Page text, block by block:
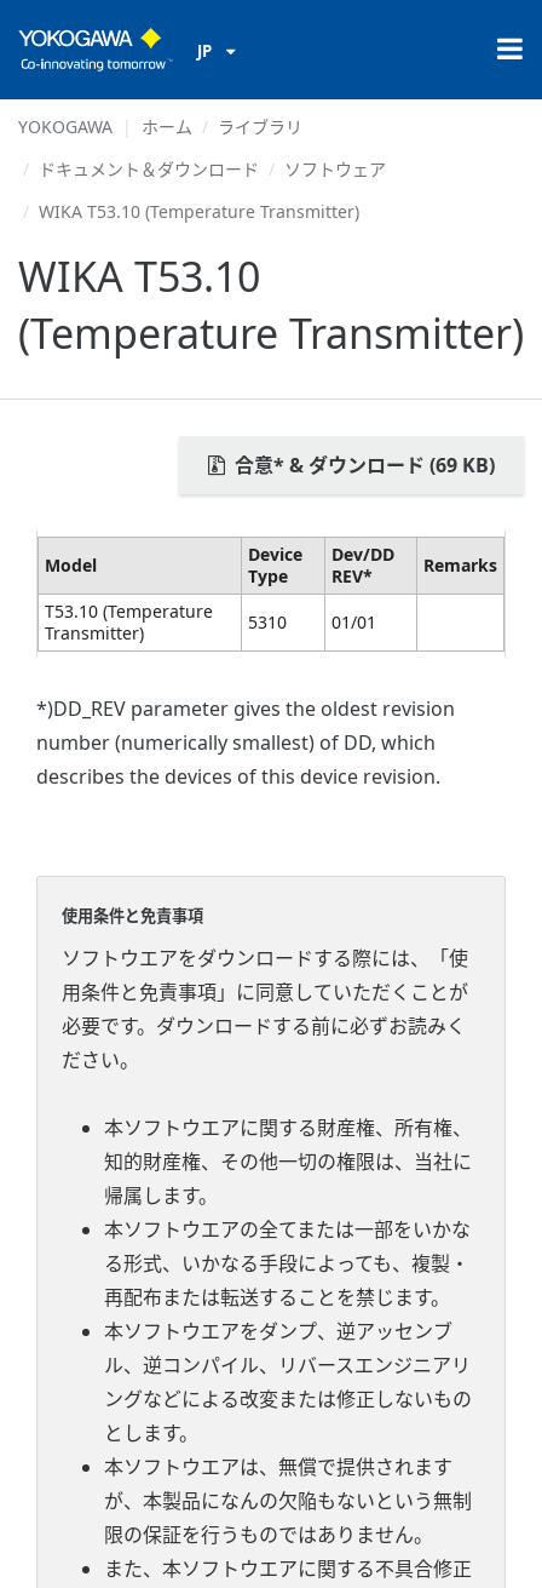
JP
YOKOGAWA ホーム
ライブラリ
ドキュメント＆ダウンロード
ソフトウェア
WIKA T53.10 (Temperature Transmitter)
WIKA T53.10
(Temperature Transmitter)
合意* & ダウンロード (69 KB)
Model
Device
Type
Dev/DD
REV*
Remarks
T53.10 (Temperature
Transmitter)
5310 01/01
*)DD_REV parameter gives the oldest revision
number (numerically smallest) of DD, which
describes the devices of this device revision.
使用条件と免責事項
ソフトウエアをダウンロードする際には、「使
用条件と免責事項」に同意していただくことが
必要です。ダウンロードする前に必ずお読みく
ださい。
本ソフトウエアに関する財産権、所有権、
知的財産権、その他一切の権限は、当社に
帰属します。
本ソフトウエアの全てまたは一部をいかな
る形式、いかなる手段によっても、複製・
再配布または転送することを禁じます。
本ソフトウエアをダンプ、逆アッセンブ
ル、逆コンパイル、リバースエンジニアリ
ングなどによる改変または修正しないもの
とします。
本ソフトウエアは、無償で提供されます
が、本製品になんの欠陥もないという無制
限の保証を行うものではありません。
また、本ソフトウエアに関する不具合修正